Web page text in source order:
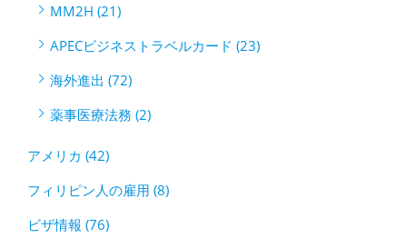
MM2H (21)
APECビジネストラベルカード (23)
海外進出 (72)
薬事医療法務 (2)
アメリカ (42)
フィリピン人の雇用 (8)
ビザ情報 (76)